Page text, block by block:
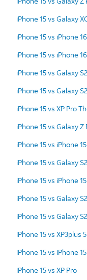
iPhone 15 vs Galaxy
iPhone 15 vs iPhone
iPhone 15 vs iPhone
iPhone 15 vs Galaxy
iPhone 15 vs Galaxy
iPhone 15 vs XP Pro
iPhone 15 vs Galaxy Z
iPhone 15 vs iPhone 15
iPhone 15 vs Galaxy
iPhone 15 vs iPhone
iPhone 15 vs Galaxy
iPhone 15 vs Galaxy
iPhone 15 vs XP3plus
iPhone 15 vs iPhone
iPhone 15 vs XP Pro